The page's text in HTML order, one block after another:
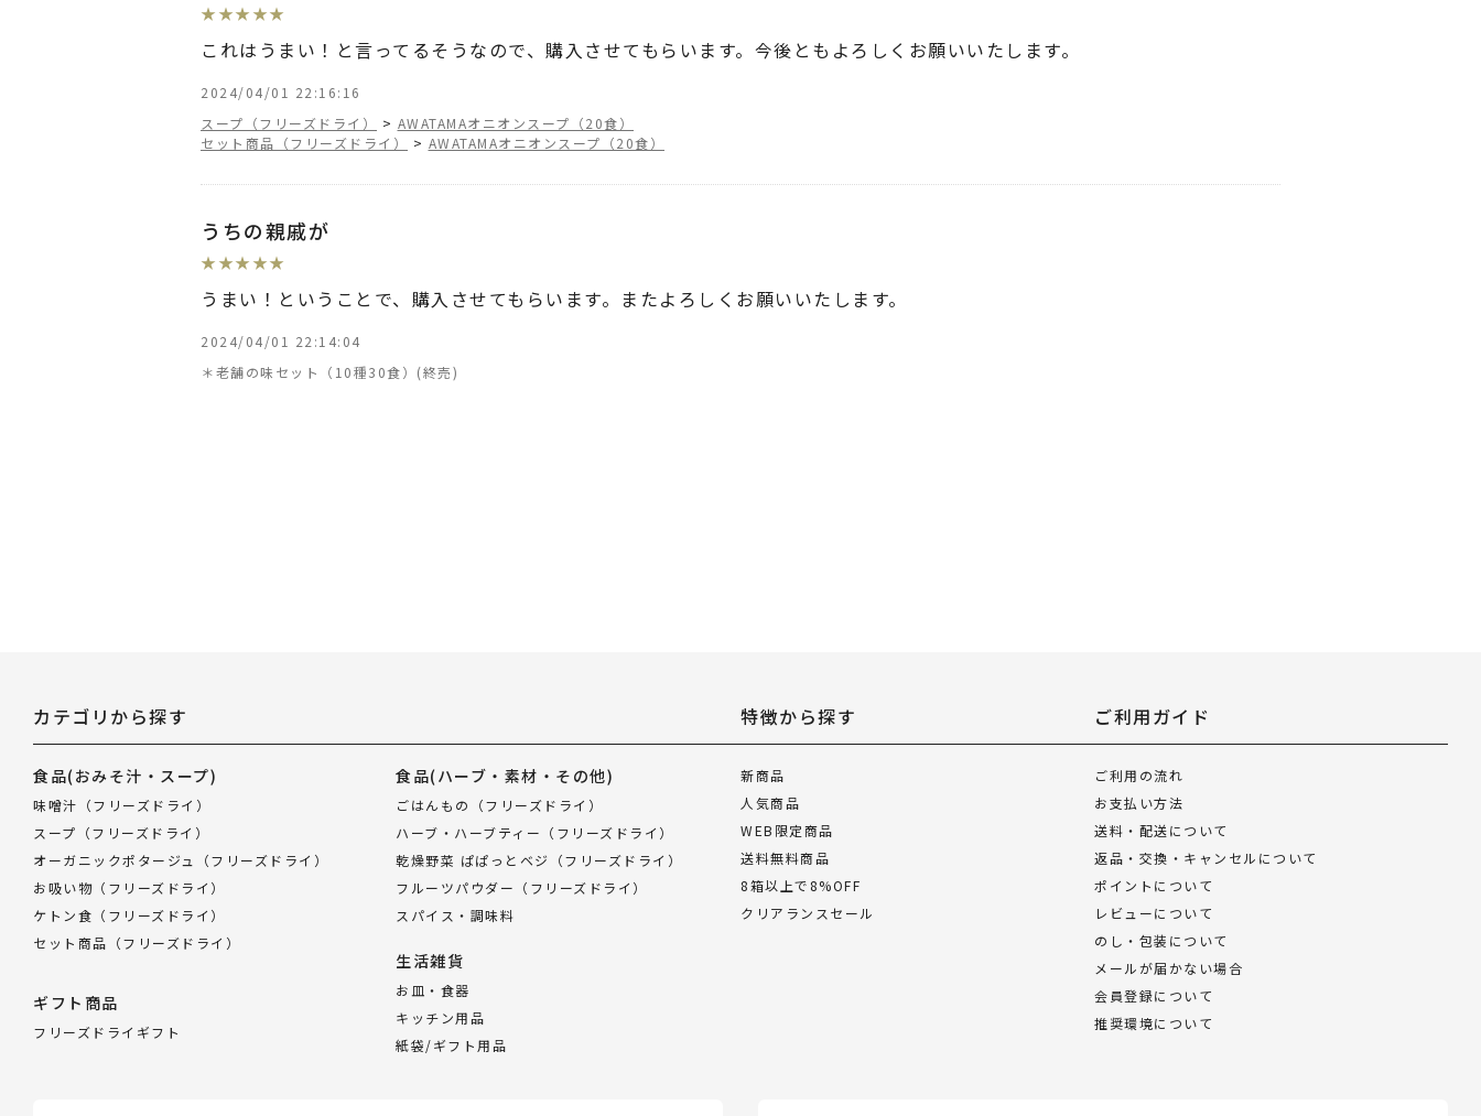
★ ★★ ★★
これはうまい！と言ってるそうなので、購入させてもらいます。今後ともよろしくお願いいたします。
2024/04/01 22:16:16
スープ（フリーズドライ）
> AWATAMAオニオンスープ（20食）
セット商品（フリーズドライ）
> AWATAMAオニオンスープ（20食）
うちの親戚が
★ ★★ ★★
うまい！ということで、購入させてもらいます。またよろしくお願いいたします。
2024/04/01 22:14:04
＊老舗の味セット（10種30食）
カテゴリから探す
食品(おみそ汁・スープ)
味噌汁（フリーズドライ）
スープ（フリーズドライ）
オーガニックポタージュ（フリーズドライ）
お吸い物（フリーズドライ）
ケトン食（フリーズドライ）
セット商品（フリーズドライ）
ギフト商品
フリーズドライギフト
食品(ハーブ・素材・その他)
ごはんもの（フリーズドライ）
ハーブ・ハーブティー（フリーズドライ）
乾燥野菜 ぱぱっとベジ（フリーズドライ）
フルーツパウダー（フリーズドライ）
スパイス・調味料
生活雑貨
お皿・食器
キッチン用品
紙袋/ギフト用品
特徴から探す
新商品
人気商品
WEB限定商品
送料無料商品
8箱以上で8%OFF
クリアランスセール
ご利用ガイド
ご利用の流れ
お支払い方法
送料・配送について
返品・交換・キャンセルについて
ポイントについて
レビューについて
のし・包装について
メールが届かない場合
会員登録について
推奨環境について